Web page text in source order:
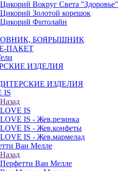
Цикорий Вокруг Света "Здоровье"
Цикорий Золотой корешок
Цикорий Фитолайн
БОЯРЫШНИК
ПАКЕТ
ИЗДЕЛИЯ
ИЗДЕЛИЯ
IS
Назад
LOVE IS
LOVE IS - Жев.резинка
LOVE IS - Жев.конфеты
LOVE IS - Жев.мармелад
Ван Мелле
Назад
Перфетти Ван Мелле